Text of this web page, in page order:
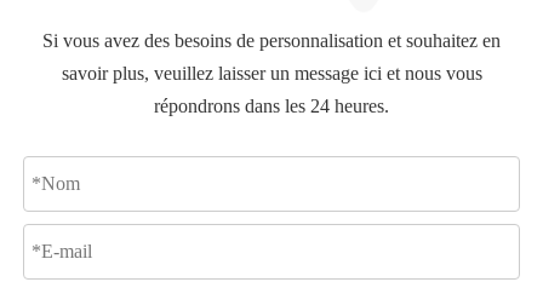
Si vous avez des besoins de personnalisation et souhaitez en
savoir plus, veuillez laisser un message ici et nous vous
répondrons dans les 24 heures.